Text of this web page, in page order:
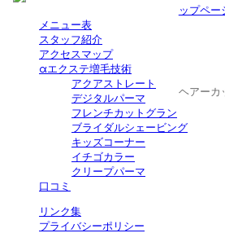
ップペー
メニュー表
スタッフ紹介
アクセスマップ
αエクステ増毛技術
ヘアーカ
アクアストレート
デジタルパーマ
フレンチカットグラン
ブライダルシェービング
キッズコーナー
イチゴカラー
クリープパーマ
口コミ
リンク集
プライバシーポリシー